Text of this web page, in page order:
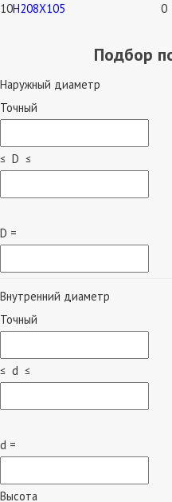
10H208X105 0
Подбор
Наружный диаметр
Точный
≤ D ≤
D =
Внутренний диаметр
Точный
≤ d ≤
d =
Высота